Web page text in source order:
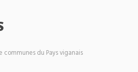
communes du Pays viganais